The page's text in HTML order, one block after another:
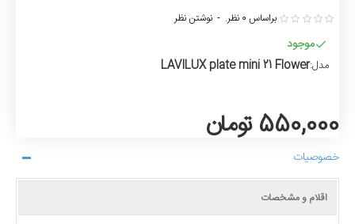
موجود
مدل:LAVILUX plate mini 21 Flower
براساس 0 نظر. - نوشتن نظر
550,000 تومان
خصوصیات
اقلام و مشخصات